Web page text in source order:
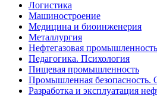
Логистика
Машиностроение
Медицина и биоинженерия
Металлургия
Нефтегазовая промышленность
Педагогика. Психология
Пищевая промышленность
Промышленная безопасность.
Разработка и эксплуатация